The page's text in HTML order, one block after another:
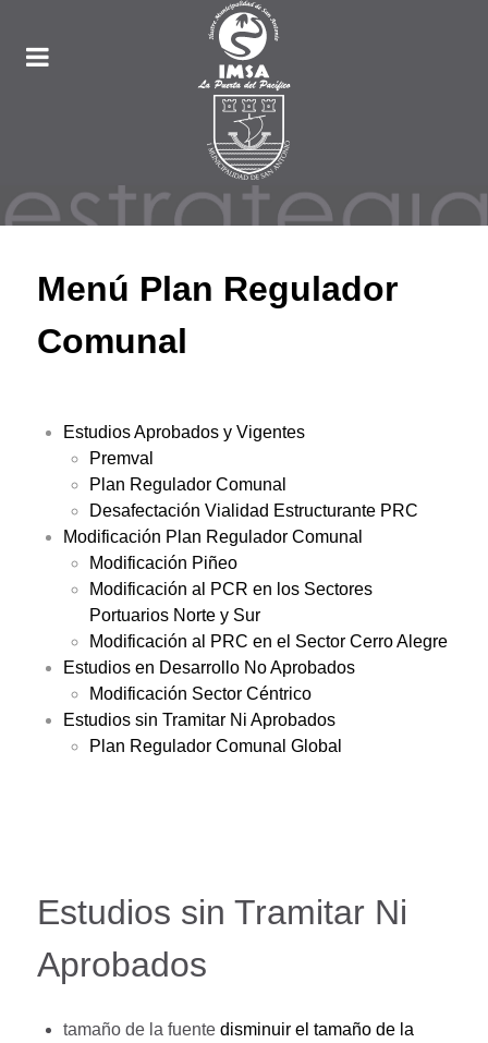
Menú Plan Regulador
Comunal
Estudios Aprobados y Vigentes
Premval
Plan Regulador Comunal
Desafectación Vialidad Estructurante PRC
Modificación Plan Regulador Comunal
Modificación Piñeo
Modificación al PCR en los Sectores
Portuarios Norte y Sur
Modificación al PRC en el Sector Cerro Alegre
Estudios en Desarrollo No Aprobados
Modificación Sector Céntrico
Estudios sin Tramitar Ni Aprobados
Plan Regulador Comunal Global
Estudios sin Tramitar Ni
Aprobados
tamaño de la fuente disminuir el tamaño de la